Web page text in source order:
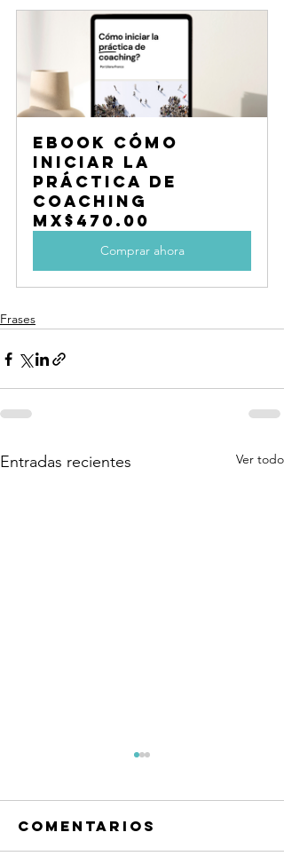
eBook Cómo
iniciar la
práctica de
coaching
MX$470.00
Comprar ahora
Frases
Entradas recientes Ver todo
Comentarios